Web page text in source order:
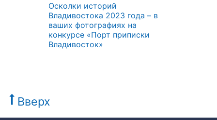
Осколки историй
Владивостока 2023 года – в
ваших фотографиях на
конкурсе «Порт приписки
Владивосток»
Вверх